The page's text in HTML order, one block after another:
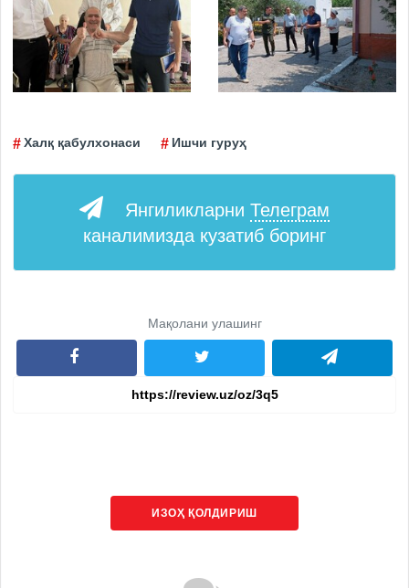
Халқ қабулхонаси Ишчи гуруҳ
Янгиликларни Телеграм
каналимизда кузатиб боринг
Мақолани улашинг
ИЗОҲ ҚОЛДИРИШ